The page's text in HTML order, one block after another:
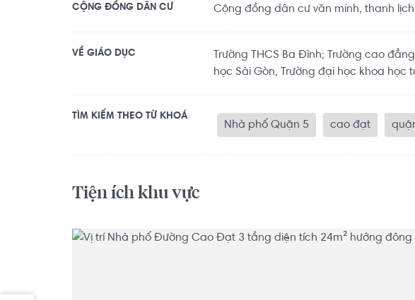
CỘNG ĐỒNG DÂN CƯ Cộng đồng dân cư văn minh, thanh
VỀ GIÁO DỤC
Trường THCS Ba Đình; Trường cao
học Sài Gòn, Trường đại học khoa học
TÌM KIẾM THEO TỪ KHOÁ
Nhà phố Quận 5 cao đạt
Tiện ích khu vực